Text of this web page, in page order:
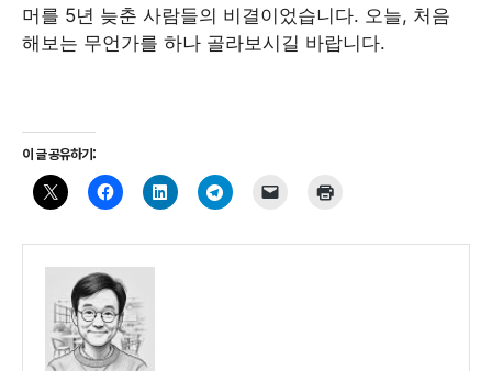
머를 5년 늦춘 사람들의 비결이었습니다. 오늘, 처음
해보는 무언가를 하나 골라보시길 바랍니다.
이 글 공유하기: